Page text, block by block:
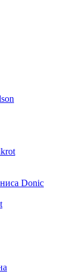
Donic